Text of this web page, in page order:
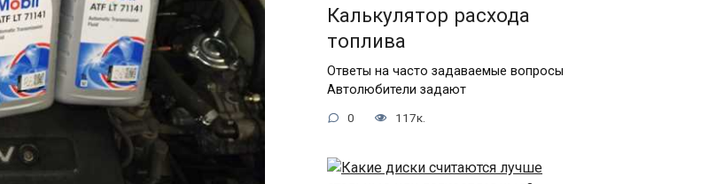
Калькулятор расхода
топлива
Ответы на часто задаваемые вопросы
Автолюбители задают
0 117к.